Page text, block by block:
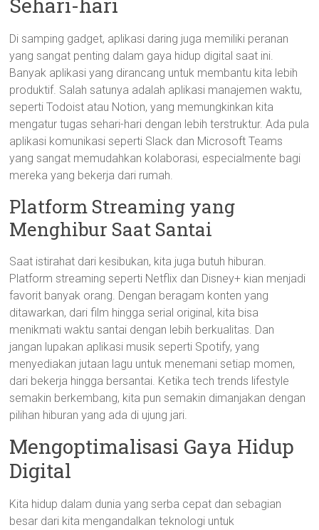
Sehari-hari
Di samping gadget, aplikasi daring juga memiliki peranan
yang sangat penting dalam gaya hidup digital saat ini.
Banyak aplikasi yang dirancang untuk membantu kita lebih
produktif. Salah satunya adalah aplikasi manajemen waktu,
seperti Todoist atau Notion, yang memungkinkan kita
mengatur tugas sehari-hari dengan lebih terstruktur. Ada pula
aplikasi komunikasi seperti Slack dan Microsoft Teams
yang sangat memudahkan kolaborasi, especialmente bagi
mereka yang bekerja dari rumah.
Platform Streaming yang
Menghibur Saat Santai
Saat istirahat dari kesibukan, kita juga butuh hiburan.
Platform streaming seperti Netflix dan Disney+ kian menjadi
favorit banyak orang. Dengan beragam konten yang
ditawarkan, dari film hingga serial original, kita bisa
menikmati waktu santai dengan lebih berkualitas. Dan
jangan lupakan aplikasi musik seperti Spotify, yang
menyediakan jutaan lagu untuk menemani setiap momen,
dari bekerja hingga bersantai. Ketika tech trends lifestyle
semakin berkembang, kita pun semakin dimanjakan dengan
pilihan hiburan yang ada di ujung jari.
Mengoptimalisasi Gaya Hidup
Digital
Kita hidup dalam dunia yang serba cepat dan sebagian
besar dari kita mengandalkan teknologi untuk